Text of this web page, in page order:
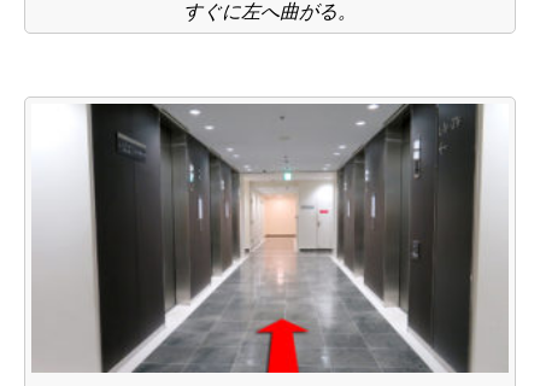
すぐに左へ曲がる。